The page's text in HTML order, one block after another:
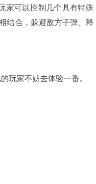
家可以控制几个具有特殊
结合，躲避敌方子弹、释
玩家不妨去体验一番。